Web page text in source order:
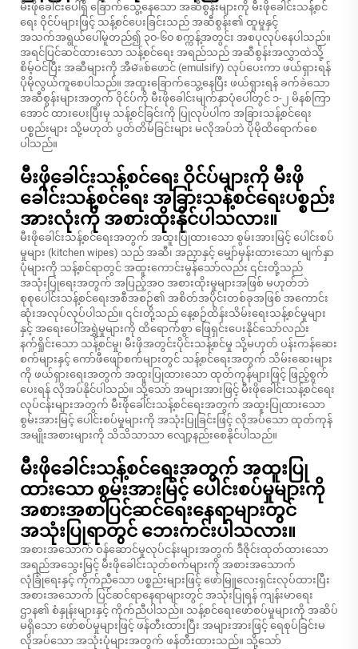
မီးဖိုခေါင်းပေါ်ရှိ ခြောက်သွေ့နေသော အဆီစွန်းများကို မီးဖိုခေါင်းသန့်စင်
ရေး ဝိုင်ပ်များဖြင့် သန့်စင်ပေးခြင်းသည် အဆီစွန်း၏ ထူမှုနှင့်
အသက်အရွယ်ပေါ်မူတည်၍ ၃၀-၆၀ စက္ကန့်အတွင်း အစပုလုပ်နေပါသည်။
အရင်ပြင်ဆင်ထားသော သန့်စင်ရေး အရည်သည် အဆီစွန်းအလွှာထဲသို့
စိမ့်ဝင်ပြီး အဆီများကို အီမัลစ်ဖောင် (emulsify) လုပ်ပေးကာ ဖယ်ရှားရန်
ပိုမိုလွယ်ကူစေပါသည်။ အထူးခြောက်သွေ့နေပြီး ဖယ်ရှားရန် ခက်ခဲသော
အဆီစွန်းများအတွက် ဝိုင်ပ်ကို မီးဖိုခေါင်းမျက်နှာပုံပေါ်တွင် ၁-၂ မိနစ်ကြာ
အောင် ထားပေးပြီးမှ သန့်စင်ခြင်းကို ပြုလုပ်ပါက အခြားသန့်စင်ရေး
ပစ္စည်းများ သို့မဟုတ် ပွတ်တိမ်ခြင်းများ မလိုအပ်ဘဲ ပိုမိုထိရောက်စေ
ပါသည်။
မီးဖိုခေါင်းသန့်စင်ရေး ဝိုင်ပ်များကို မီးဖို
ခေါင်းသန့်စင်ရေး အခြားသန့်စင်ရေးပစ္စည်း
အားလုံးကို အစားထိုးနိုင်ပါသလား။
မီးဖိုခေါင်းသန့်စင်ရေးအတွက် အထူးပြုထားသော စွမ်းအားမြင့် ပေါင်းစပ်
မှုများ (kitchen wipes) သည် အဆီ၊ အညှာနှင့် မျှော်မှန်းထားသော မျက်နှာ
ပုံများကို သန့်စင်ရာတွင် အထူးကောင်းမွန်သော်လည်း ၎င်းတို့သည်
အသုံးပြုရေးအတွက် အပြည့်အဝ အစားထိုးမှုများအဖြစ် မဟုတ်ဘဲ
စုစုပေါင်းသန့်စင်ရေးအစီအစဉ်၏ အစိတ်အပိုင်းတစ်ခုအဖြစ် အကောင်း
ဆုံးအလုပ်လုပ်ပါသည်။ ၎င်းတို့သည် နေ့စဉ်ထိန်းသိမ်းရေးသန့်စင်မှုများ
နှင့် အရေးပေါ်အရွှဲမှုများကို ထိရောက်စွာ ဖြေရှင်းပေးနိုင်သော်လည်း
နက်ရှိုင်းသော သန့်စင်မှု၊ မီးဖိုအတွင်းပိုင်းသန့်စင်မှု သို့မဟုတ် ပန်းကန်ဆေး
စက်များနှင့် ကော်ဖီဖျော်စက်များတွင် သန့်စင်ရေးအတွက် သိမ်းဆေးများ
ကို ဖယ်ရှားရေးအတွက် အထူးပြုထားသော ထုတ်ကုန်များဖြင့် ဖြည့်စွက်
ပေးရန် လိုအပ်နိုင်ပါသည်။ သို့သော် အများအားဖြင့် မီးဖိုခေါင်းသန့်စင်ရေး
လုပ်ငန်းများအတွက် မီးဖိုခေါင်းသန့်စင်ရေးအတွက် အထူးပြုထားသော
စွမ်းအားမြင့် ပေါင်းစပ်မှုများကို အသုံးပြုခြင်းဖြင့် လိုအပ်သော ထုတ်ကုန်
အမျိုးအစားများကို သိသိသာသာ လျော့နည်းစေနိုင်ပါသည်။
မီးဖိုခေါင်းသန့်စင်ရေးအတွက် အထူးပြု
ထားသော စွမ်းအားမြင့် ပေါင်းစပ်မှုများကို
အစားအစာပြင်ဆင်ရေးနေရာများတွင်
အသုံးပြုရာတွင် ဘေးကင်းပါသလား။
အစားအသောက် ဝန်ဆောင်မှုလုပ်ငန်းများအတွက် ဒီဇိုင်းထုတ်ထားသော
အရည်အသွေးမြင့် မီးဖိုခေါင်းသုတ်စက်များကို အစားအသောက်
လုံခြုံရေးနှင့် ကိုက်ညီသော ပစ္စည်းများဖြင့် ဖော်မြူလေးရှင်းလုပ်ထားပြီး
အစားအသောက် ပြင်ဆင်ရာနေရာများတွင် အသုံးပြုရန် ကျန်းမာရေး
ဌာန၏ စံနှုန်းများနှင့် ကိုက်ညီပါသည်။ သန့်စင်ရေးဖော်စပ်မှုများကို အဆိပ်
မရှိသော ဖော်စပ်မှုများဖြင့် ဖန်တီးထားပြီး အများအားဖြင့် ရေစုပ်ခြင်းမ
လိုအပ်သော အသုံးပုံများအတွက် ဖန်တီးထားသည်။ သို့သော်